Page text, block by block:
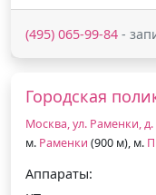
(495) 065-99-84 -
Городская
Москва, ул. Раменки, д.
м. Раменки (900 м), м.
Аппараты: